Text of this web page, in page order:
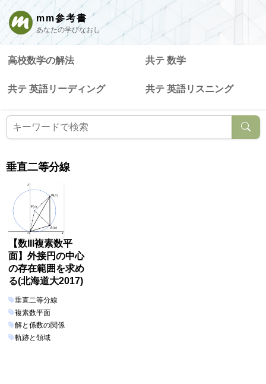
mm参考書
あなたの学びなおし
高校数学の解法 共テ 数学
共テ 英語リーディング 共テ 英語リスニング
垂直二等分線
【数III複素数平
面】外接円の中心
の存在範囲を求め
る(北海道大2017)
垂直二等分線
複素数平面
解と係数の関係
軌跡と領域